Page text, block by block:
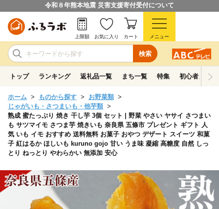
令和８年熊本地震 災害支援寄付受付について
検索
上限額 お気に入り カート メニュー
トップ ランキング 返礼品一覧 まち一覧 特集 初心者ガイド
ホーム ものから探す
お野菜類
じゃがいも・さつまいも・他芋類
熟成 蜜たっぷり 焼き 干し芋 3個 セット | 野菜 やさい ヤサイ さつまい
も サツマイモ さつま芋 焼きいも 奈良県 五條市 プレゼント ギフト 人
気 いも イモ おすすめ 送料無料 お菓子 おやつ デザート スイーツ 和菓
子 紅はるか ほしいも kuruno gojo 甘い うま味 凝縮 高糖度 自然 しっ
とり ねっとり やわらかい 無添加 安心